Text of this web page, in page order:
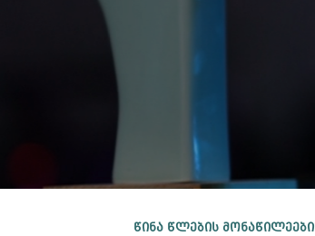
ᲬᲘᲜᲐ ᲬᲚᲔᲑᲘᲡ ᲛᲝᲜᲐᲬᲘᲚᲔᲔᲑᲘ